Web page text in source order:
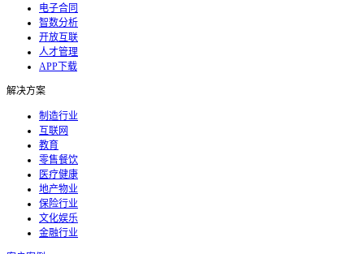
电子合同
智数分析
开放互联
人才管理
APP下载
解决方案
制造行业
互联网
教育
零售餐饮
医疗健康
地产物业
保险行业
文化娱乐
金融行业